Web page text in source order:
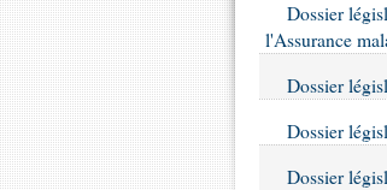
Dossier
l'Assurance
Dossier
Dossier
Dossier